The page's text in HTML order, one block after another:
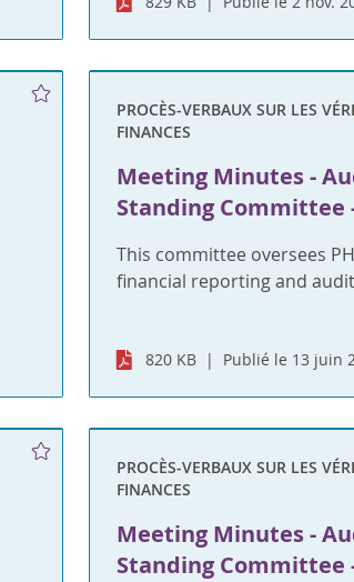
PROCÈS-VERBAUX SUR LES
FINANCES
Meeting Minutes -
Standing Committee
This committee oversees
financial reporting and
820 KB Publié le 13 juin
PROCÈS-VERBAUX SUR LES
FINANCES
Meeting Minutes -
Standing Committee